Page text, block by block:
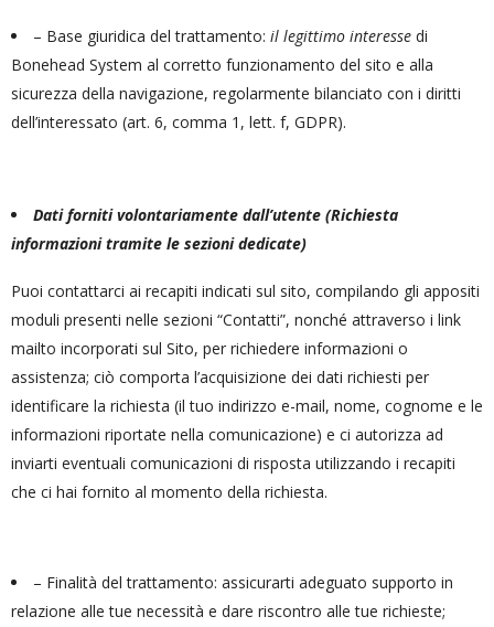
– Base giuridica del trattamento: il legittimo interesse di
Bonehead System al corretto funzionamento del sito e alla
sicurezza della navigazione, regolarmente bilanciato con i diritti
dell’interessato (art. 6, comma 1, lett. f, GDPR).
Dati forniti volontariamente dall’utente (Richiesta
informazioni tramite le sezioni dedicate)
Puoi contattarci ai recapiti indicati sul sito, compilando gli appositi
moduli presenti nelle sezioni “Contatti”, nonché attraverso i link
mailto incorporati sul Sito, per richiedere informazioni o
assistenza; ciò comporta l’acquisizione dei dati richiesti per
identificare la richiesta (il tuo indirizzo e-mail, nome, cognome e le
informazioni riportate nella comunicazione) e ci autorizza ad
inviarti eventuali comunicazioni di risposta utilizzando i recapiti
che ci hai fornito al momento della richiesta.
– Finalità del trattamento: assicurarti adeguato supporto in
relazione alle tue necessità e dare riscontro alle tue richieste;